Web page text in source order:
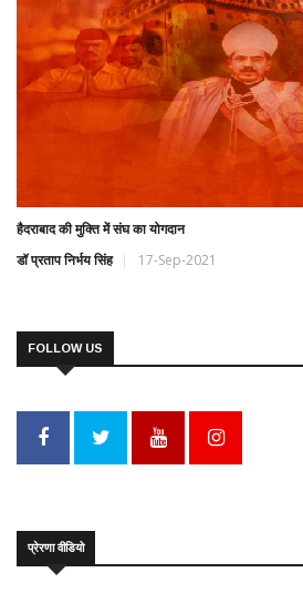
हैदराबाद की मुक्ति में संघ का योगदान
डॉ प्रताप निर्भय सिंह 17-Sep-2021
FOLLOW US
प्रेरणा वीडियो